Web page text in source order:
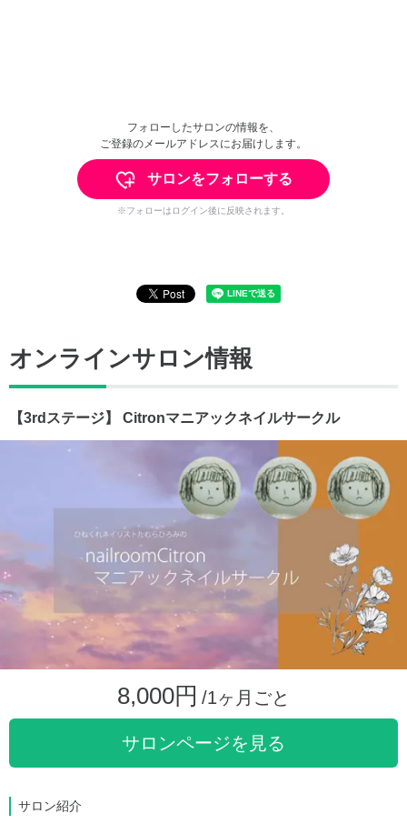
フォローしたサロンの情報を、
ご登録のメールアドレスにお届けします。
サロンをフォローする
※フォローはログイン後に反映されます。
オンラインサロン情報
【3rdステージ】 Citronマニアックネイルサークル
8,000円 /1ヶ月ごと
サロンページを見る
サロン紹介